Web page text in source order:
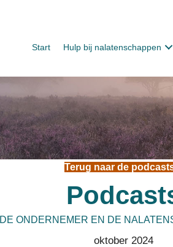
Start Hulp bij nalatenschappen
Terug naar de
DE ONDERNEMER EN DE
oktober 2024